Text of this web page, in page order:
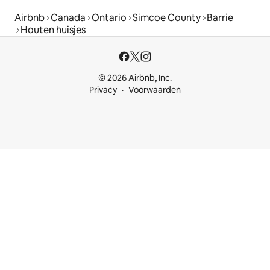
Airbnb Canada Ontario Simcoe County Barrie
Houten huisjes
© 2026 Airbnb, Inc.
Privacy
Voorwaarden